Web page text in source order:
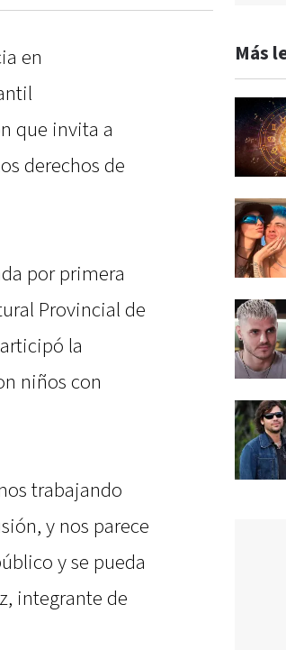
en
que invita a
derechos de
por primera
Provincial de
la
niños con
trabajando
y nos parece
y se pueda
integrante de
Más